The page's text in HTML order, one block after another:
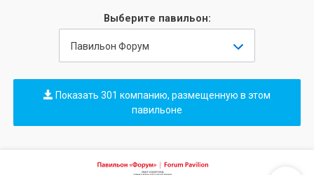
Выберите павильон:
Павильон Форум
Показать 301 компанию, размещенную в этом
павильоне